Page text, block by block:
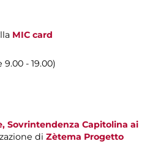
MIC card
- 19.00)
Sovrintendenza Capitolina ai
di Zètema Progetto